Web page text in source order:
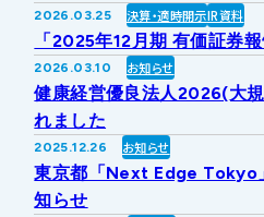
採用情報
新しい取り組み
IRカレンダー
個人投資家の皆様へ
IR方針・免責事項
公式 広報
2026.03.25 決算・適時開示IR資料
「2025年12月期 有価証券
2026.03.10 お知らせ
健康経営優良法人2026(大
れました
2025.12.26 お知らせ
東京都「Next Edge Tokyo
知らせ